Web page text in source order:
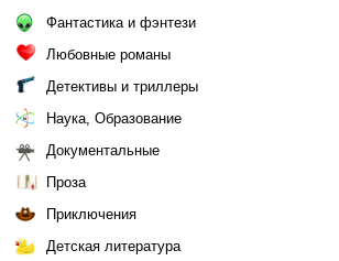
Фантастика и фэнтези
Любовные романы
Детективы и триллеры
Наука, Образование
Документальные
Проза
Приключения
Детская литература